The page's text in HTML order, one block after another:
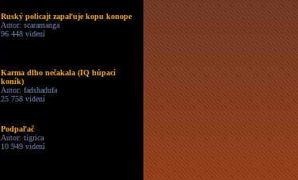
Ruský policajt zapaľuje kopu konope
Autor: scaramanga
96 448 videní
Karma dlho nečakala (IQ húpací
koník)
Autor: fadshadufa
25 758 videní
Podpaľač
Autor: tigrica
10 949 videní